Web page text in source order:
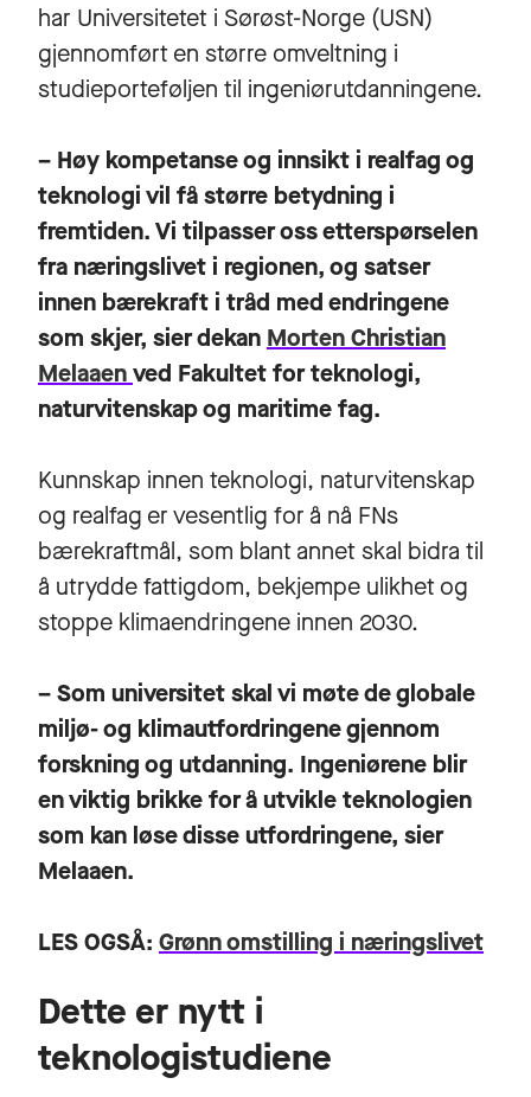
har Universitetet i Sørøst-Norge (USN)
gjennomført en større omveltning i
studieporteføljen til ingeniørutdanningene.
– Høy kompetanse og innsikt i realfag og
teknologi vil få større betydning i
fremtiden. Vi tilpasser oss etterspørselen
fra næringslivet i regionen, og satser
innen bærekraft i tråd med endringene
som skjer, sier dekan Morten Christian
Melaaenved Fakultet for teknologi,
naturvitenskap og maritime fag.
Kunnskap innen teknologi, naturvitenskap
og realfag er vesentlig for å nå FNs
bærekraftmål, som blant annet skal bidra til
å utrydde fattigdom, bekjempe ulikhet og
stoppe klimaendringene innen 2030.
– Som universitet skal vi møte de globale
miljø- og klimautfordringene gjennom
forskning og utdanning. Ingeniørene blir
en viktig brikke for å utvikle teknologien
som kan løse disse utfordringene, sier
Melaaen.
LES OGSÅ: Grønn omstilling i næringslivet
Dette er nytt i
teknologistudiene